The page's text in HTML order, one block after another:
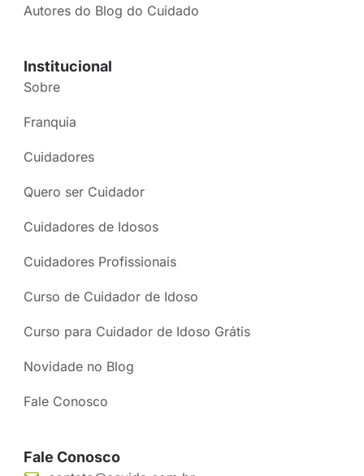
Autores do Blog do Cuidado
Institucional
Sobre
Franquia
Cuidadores
Quero ser Cuidador
Cuidadores de Idosos
Cuidadores Profissionais
Curso de Cuidador de Idoso
Curso para Cuidador de Idoso Grátis
Novidade no Blog
Fale Conosco
Fale Conosco